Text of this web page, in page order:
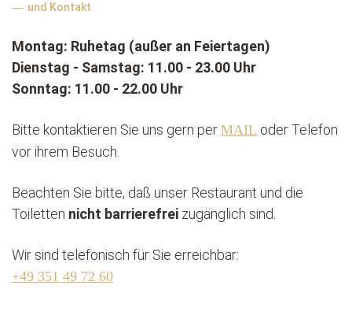
und Kontakt
Montag: Ruhetag (außer an Feiertagen)
Dienstag - Samstag: 11.00 - 23.00 Uhr
Sonntag: 11.00 - 22.00 Uhr
Bitte kontaktieren Sie uns gern per MAIL oder Telefon
vor ihrem Besuch.
Beachten Sie bitte, daß unser Restaurant und die
Toiletten nicht barrierefrei zugänglich sind.
Wir sind telefonisch für Sie erreichbar:
+49 351 49 72 60